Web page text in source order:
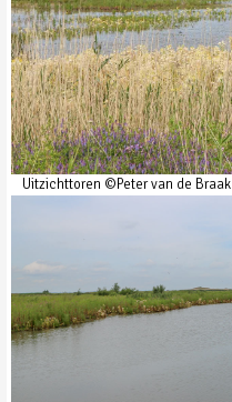
Uitzichttoren ©Peter van de Braak